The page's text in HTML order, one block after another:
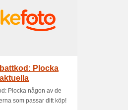
Plocka
Plocka någon av de
som passar ditt köp!